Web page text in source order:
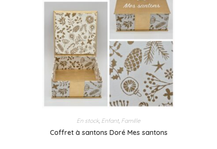
En stock, Enfant, Famille
Coffret à santons Doré Mes santons